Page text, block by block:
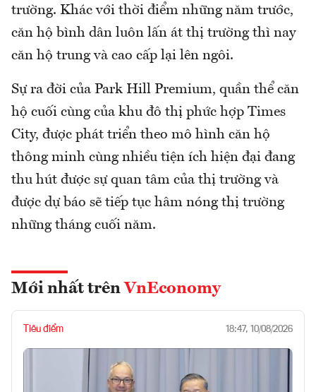
trường. Khác với thời điểm những năm trước,
căn hộ bình dân luôn lấn át thị trường thì nay
căn hộ trung và cao cấp lại lên ngôi.
Sự ra đời của Park Hill Premium, quần thể căn
hộ cuối cùng của khu đô thị phức hợp Times
City, được phát triển theo mô hình căn hộ
thông minh cùng nhiều tiện ích hiện đại đang
thu hút được sự quan tâm của thị trường và
được dự báo sẽ tiếp tục hâm nóng thị trường
những tháng cuối năm.
Mới nhất trên VnEconomy
Tiêu điểm 18:47, 10/08/2026